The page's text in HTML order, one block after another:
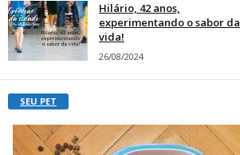
Hilário, 42 anos,
experimentando o sabor da
vida!
26/08/2024
SEU PET